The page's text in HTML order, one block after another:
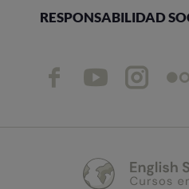
RESPONSABILIDAD